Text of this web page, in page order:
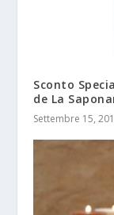
Sconto
de La
Settembre 15,